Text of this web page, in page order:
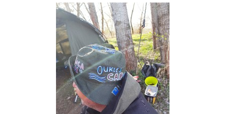
ouklejteam@seznam.cz
© 2026 eStránky.cz